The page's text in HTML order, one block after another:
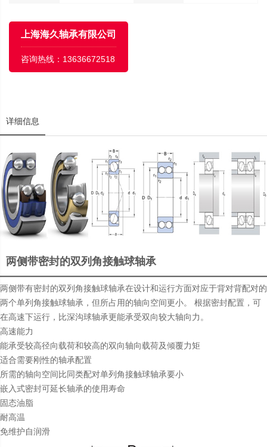
上海海久轴承有限公司
咨询热线： 13636672518
详细信息
两侧带密封的双列角接触球轴承
两侧带有密封的双列角接触球轴承在设计和运行方面对应于背对背配对的
两个单列角接触球轴承，但所占用的轴向空间更小。 根据密封配置，可
在高速下运行，比深沟球轴承更能承受双向较大轴向力。
高速能力
能承受较高径向载荷和较高的双向轴向载荷及倾覆力矩
适合需要刚性的轴承配置
所需的轴向空间比同类配对单列角接触球轴承要小
嵌入式密封可延长轴承的使用寿命
固态油脂
耐高温
免维护自润滑